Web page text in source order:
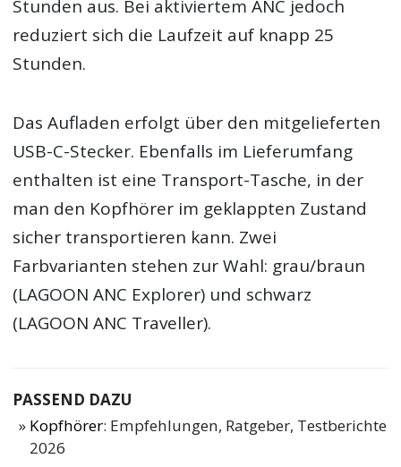
Stunden aus. Bei aktiviertem ANC jedoch
reduziert sich die Laufzeit auf knapp 25
Stunden.
Das Aufladen erfolgt über den mitgelieferten
USB-C-Stecker. Ebenfalls im Lieferumfang
enthalten ist eine Transport-Tasche, in der
man den Kopfhörer im geklappten Zustand
sicher transportieren kann. Zwei
Farbvarianten stehen zur Wahl: grau/braun
(LAGOON ANC Explorer) und schwarz
(LAGOON ANC Traveller).
PASSEND DAZU
Kopfhörer: Empfehlungen, Ratgeber, Testberichte
2026